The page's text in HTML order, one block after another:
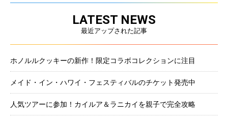
LATEST NEWS
最近アップされた記事
ホノルルクッキーの新作！限定コラボコレクションに注目
メイド・イン・ハワイ・フェスティバルのチケット発売中
人気ツアーに参加！カイルア＆ラニカイを親子で完全攻略